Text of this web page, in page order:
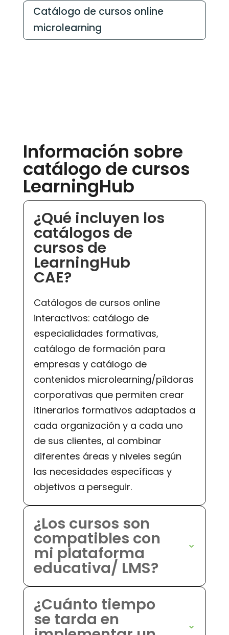
Catálogo de cursos online
microlearning
Información sobre
catálogo de cursos
LearningHub
¿Qué incluyen los
catálogos de
cursos de
LearningHub
CAE?
Catálogos de cursos online
interactivos: catálogo de
especialidades formativas,
catálogo de formación para
empresas y catálogo de
contenidos microlearning/píldoras
corporativas que permiten crear
itinerarios formativos adaptados a
cada organización y a cada uno
de sus clientes, al combinar
diferentes áreas y niveles según
las necesidades específicas y
objetivos a perseguir.
¿Los cursos son
compatibles con
mi plataforma
educativa/ LMS?
¿Cuánto tiempo
se tarda en